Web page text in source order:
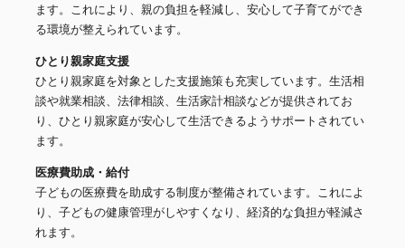
ます。これにより、親の負担を軽減し、安心して子育てができ
る環境が整えられています。
ひとり親家庭支援
ひとり親家庭を対象とした支援施策も充実しています。生活相
談や就業相談、法律相談、生活家計相談などが提供されてお
り、ひとり親家庭が安心して生活できるようサポートされてい
ます。
医療費助成・給付
子どもの医療費を助成する制度が整備されています。これによ
り、子どもの健康管理がしやすくなり、経済的な負担が軽減さ
れます。